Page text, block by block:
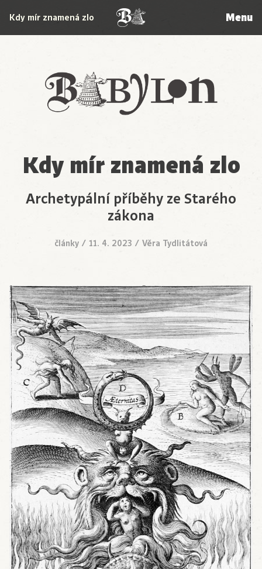
Babylon
Kdy mír znamená zlo Menu
Kdy mír znamená zlo
Archetypální příběhy ze Starého
zákona
články / 11. 4. 2023 / Věra Tydlitátová